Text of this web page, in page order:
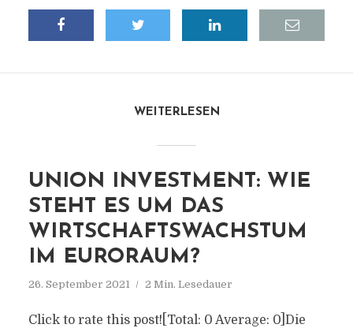
WEITERLESEN
UNION INVESTMENT: WIE
STEHT ES UM DAS
WIRTSCHAFTSWACHSTUM
IM EURORAUM?
26. September 2021 2 Min. Lesedauer
Click to rate this post![Total: 0 Average: 0]Die